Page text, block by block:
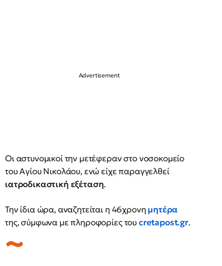
Οι αστυνομικοί την μετέφεραν στο νοσοκομείο
του Αγίου Νικολάου, ενώ είχε παραγγελθεί
ιατροδικαστική εξέταση.
Την ίδια ώρα, αναζητείται η 46χρονη μητέρα
της, σύμφωνα με πληροφορίες τουcretapost.gr.